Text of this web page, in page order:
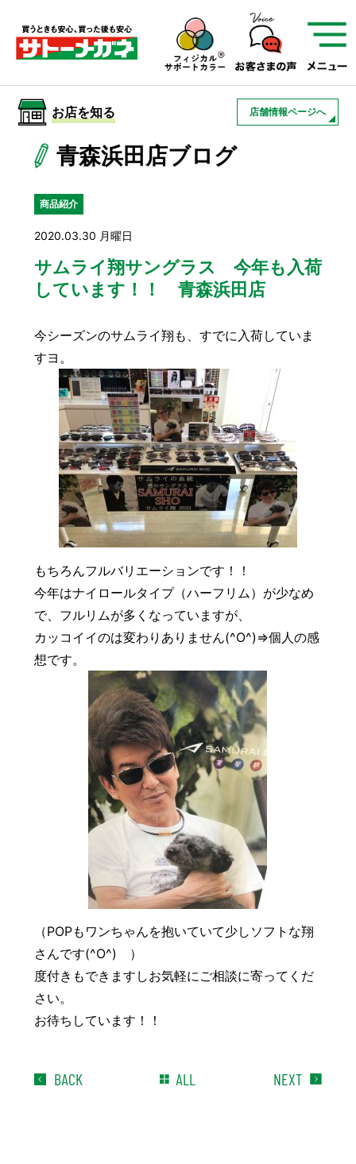
サトーメガネを知る
サトーメガネについて
01 サトーメガネの遠近
検査・フィッティング
アフターサービス
お店を知る
サービスを知る
レンズ交換 豆知識 レスキュー ご購入の流れ
お知らせ 会社概要
お問い合わせ
採用情報 プライバシーポリシー
お店を知る 店舗情報ページへ
青森浜田店ブログ
商品紹介
2020.03.30 月曜日
サムライ翔サングラス 今年も入荷
しています！！ 青森浜田店
今シーズンのサムライ翔も、すでに入荷していま
すヨ。
もちろんフルバリエーションです！！
今年はナイロールタイプ（ハーフリム）が少なめ
で、フルリムが多くなっていますが、
カッコイイのは変わりありません(^O^)⇒個人の感
想です。
（POPもワンちゃんを抱いていて少しソフトな翔
さんです(^O^) ）
度付きもできますしお気軽にご相談に寄ってくだ
さい。
お待ちしています！！
BACK ALL NEXT